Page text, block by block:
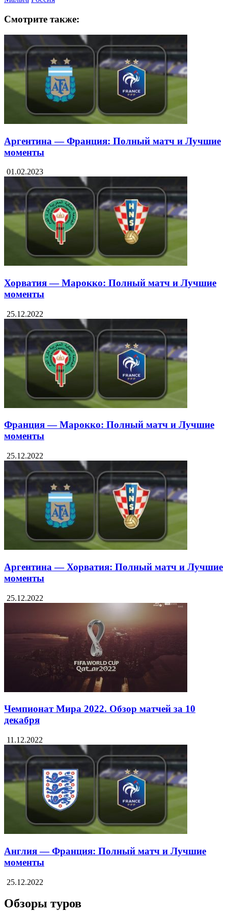
Смотрите также:
Аргентина — Франция: Полный матч и Лучшие
моменты
01.02.2023
Хорватия — Марокко: Полный матч и Лучшие
моменты
25.12.2022
Франция — Марокко: Полный матч и Лучшие
моменты
25.12.2022
Аргентина — Хорватия: Полный матч и Лучшие
моменты
25.12.2022
Чемпионат Мира 2022. Обзор матчей за 10
декабря
11.12.2022
Англия — Франция: Полный матч и Лучшие
моменты
25.12.2022
Обзоры туров